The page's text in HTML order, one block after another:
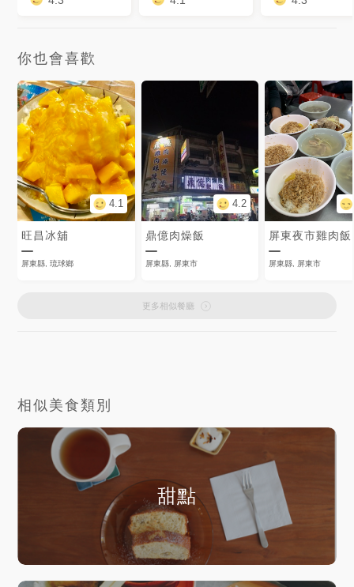
你也會喜歡
4.1
旺昌冰舖
屏東縣, 琉球鄉
4.2
鼎億肉燥飯
屏東縣, 屏東市
屏東夜市雞肉飯
屏東縣, 屏東市
更多相似餐廳
相似美食類別
甜點